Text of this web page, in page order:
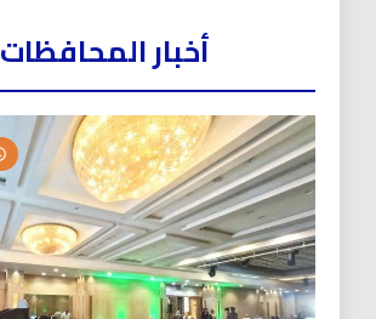
أخبار المحافظات